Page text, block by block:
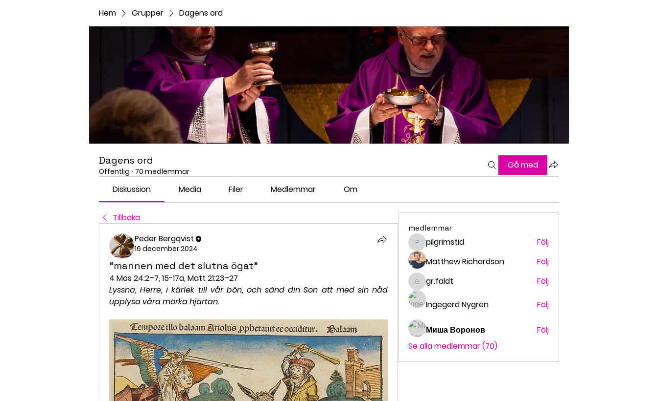
Hem Grupper Dagens ord
Dagens ord
Offentlig · 70 medlemmar
Gå med
Diskussion Media Filer Medlemmar Om
Tillbaka
Peder Bergqvist
16 december 2024
”mannen med det slutna ögat”
4 Mos 24:2–7, 15-17a, Matt 21:23–27
Lyssna, Herre, i kärlek till vår bön, och sänd din Son att med sin nåd
upplysa våra mörka hjärtan.
medlemmar
pilgrimstid
pilgrimstid
Följ
Matthew Richardson
Följ
gr.faldt
gr.faldt Följ
Ingegerd Nygren Följ
Миша Воронов
Följ
Se alla medlemmar (70)